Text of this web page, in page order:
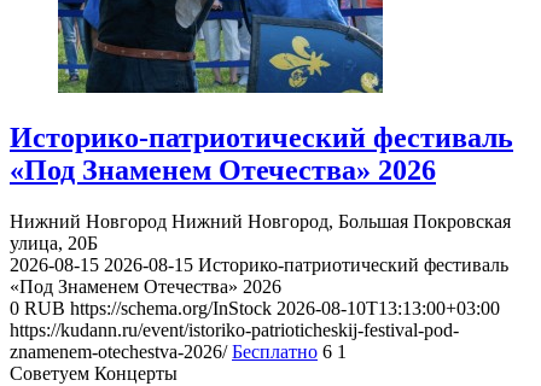
Историко-патриотический фестиваль
«Под Знаменем Отечества» 2026
Нижний Новгород Нижний Новгород, Большая Покровская
улица, 20Б
2026-08-15 2026-08-15 Историко-патриотический фестиваль
«Под Знаменем Отечества» 2026
0 RUB https://schema.org/InStock 2026-08-10T13:13:00+03:00
https://kudann.ru/event/istoriko-patrioticheskij-festival-pod-
znamenem-otechestva-2026/ Бесплатно 6 1
Советуем Концерты